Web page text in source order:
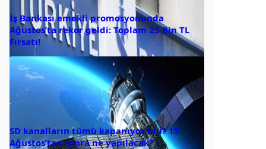
İş Bankası emekli promosyonunda
Ağustos’ta rekor geldi: Toplam 25 Bin TL
Fırsatı!
SD kanalların tümü kapanıyor mu? 15
Ağustos’tan sonra ne yapılacak?